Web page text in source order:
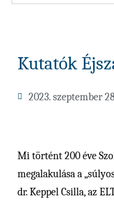
Kutatók
2023. szeptember
Mi történt 200 éve
megalakulása a
dr. Keppel Csilla, az